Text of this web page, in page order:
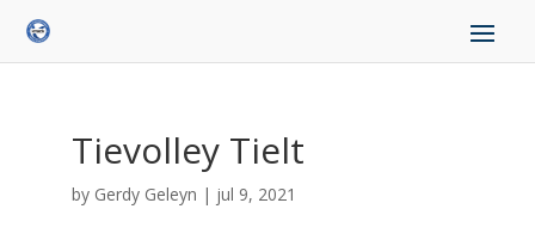
Tievolley Tielt
by Gerdy Geleyn | jul 9, 2021